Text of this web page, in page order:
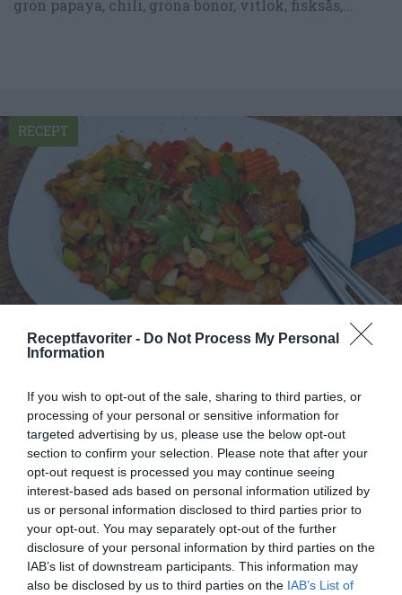
Receptfavoriter - Do Not Process My Personal
Information
If you wish to opt-out of the sale, sharing to third parties, or
processing of your personal or sensitive information for
targeted advertising by us, please use the below opt-out
section to confirm your selection. Please note that after your
opt-out request is processed you may continue seeing
interest-based ads based on personal information utilized by
us or personal information disclosed to third parties prior to
your opt-out. You may separately opt-out of the further
disclosure of your personal information by third parties on the
IAB’s list of downstream participants. This information may
also be disclosed by us to third parties on the IAB’s List of
grön papaya, chili, gröna bönor, vitlök, fisksås,...
Sötsurt fläsk på thailändskt vis med ananas, lök,
paprika, morot, minimajs, zucchini, tomat och...
RECEPT
RECEPT